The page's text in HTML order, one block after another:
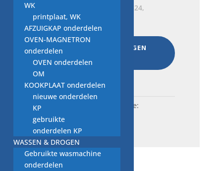
condensator ISKRA KPL 3524,
W10542267
€10,00
AAN WINKELWAGEN
Categorie:
condensator WM
WK
printplaat, WK
AFZUIGKAP onderdelen
OVEN-MAGNETRON
onderdelen
OVEN onderdelen
OM
KOOKPLAAT onderdelen
nieuwe onderdelen
KP
gebruikte
onderdelen KP
WASSEN & DROGEN
Gebruikte wasmachine
onderdelen